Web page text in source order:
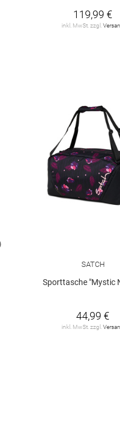
119,99 €
inkl. MwSt. zzgl.
ZUR WUNSCHLISTE
SATCH
Sporttasche "Mystic
44,99 €
inkl. MwSt. zzgl.